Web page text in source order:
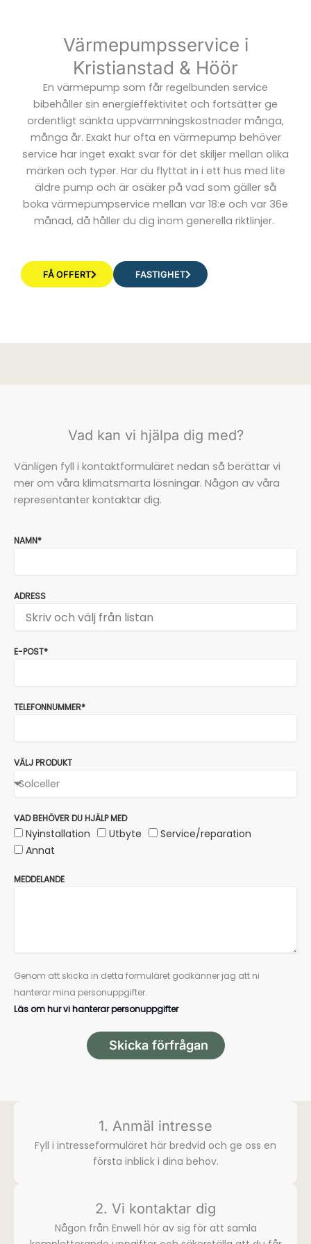
Värmepumpsservice i
Kristianstad & Höör
En värmepump som får regelbunden service
bibehåller sin energieffektivitet och fortsätter ge
ordentligt sänkta uppvärmningskostnader många,
många år. Exakt hur ofta en värmepump behöver
service har inget exakt svar för det skiljer mellan olika
märken och typer. Har du flyttat in i ett hus med lite
äldre pump och är osäker på vad som gäller så
boka värmepumpservice mellan var 18:e och var 36e
månad, då håller du dig inom generella riktlinjer.
FÅ OFFERT FASTIGHET
Vad kan vi hjälpa dig med?
Vänligen fyll i kontaktformuläret nedan så berättar vi
mer om våra klimatsmarta lösningar. Någon av våra
representanter kontaktar dig.
NAMN*
ADRESS
E-POST*
TELEFONNUMMER*
VÄLJ PRODUKT
VAD BEHÖVER DU HJÄLP MED
Nyinstallation Utbyte
Service/reparation
Annat
MEDDELANDE
Genom att skicka in detta formuläret godkänner jag att ni
hanterar mina personuppgifter.
Läs om hur vi hanterar personuppgifter
Skicka förfrågan
1. Anmäl intresse
Fyll i intresse­formuläret här bredvid och ge oss en
första inblick i dina behov.
2. Vi kontaktar dig
Någon från Enwell hör av sig för att samla